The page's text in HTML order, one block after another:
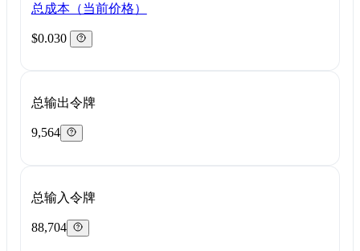
总成本（当前价格）
$0.030
总输出令牌
9,564
总输入令牌
88,704